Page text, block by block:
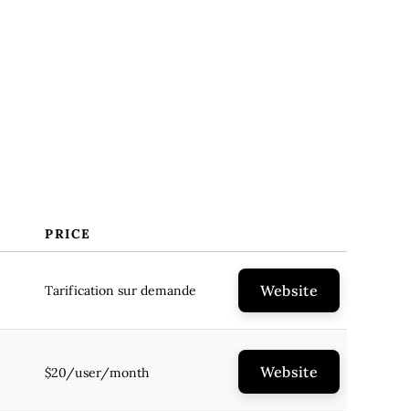
PRICE
Tarification sur demande Website
$20/user/month Website